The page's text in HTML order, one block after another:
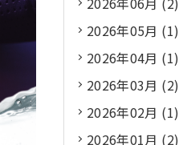
2026年05月 (1)
2026年04月 (1)
2026年03月 (2)
2026年02月 (1)
2026年01月 (2)